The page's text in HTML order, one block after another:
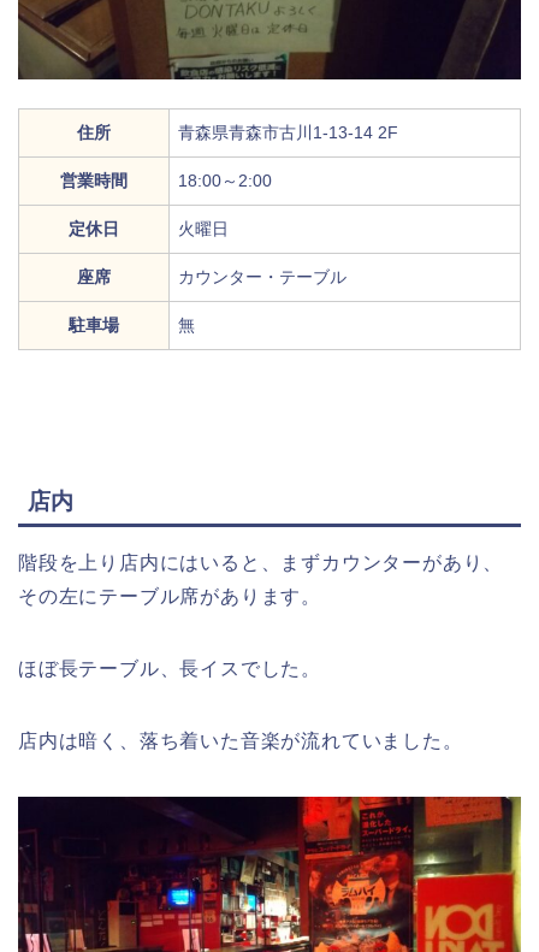
住所 青森県青森市古川1-13-14 2F
営業時間 18:00～2:00
定休日 火曜日
座席 カウンター・テーブル
駐車場 無
店内
階段を上り店内にはいると、まずカウンターがあり、
その左にテーブル席があります。
ほぼ長テーブル、長イスでした。
店内は暗く、落ち着いた音楽が流れていました。